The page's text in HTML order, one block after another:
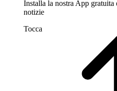
Installa la nostra App gratuita
notizie
Tocca